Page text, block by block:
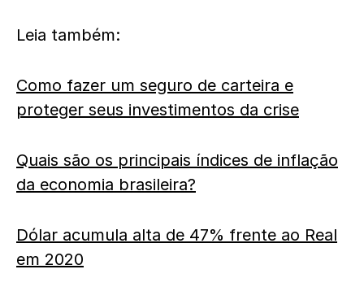
Leia também:
Como fazer um seguro de carteira e
proteger seus investimentos da crise
Quais são os principais índices de inflação
da economia brasileira?
Dólar acumula alta de 47% frente ao Real
em 2020